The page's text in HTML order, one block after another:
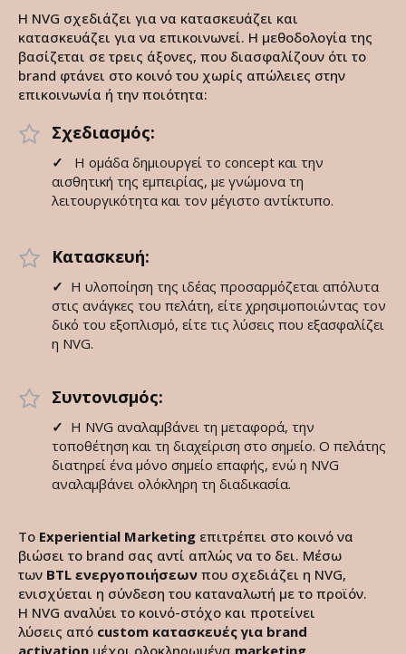
Η NVG σχεδιάζει για να κατασκευάζει και
κατασκευάζει για να επικοινωνεί. Η μεθοδολογία της
βασίζεται σε τρεις άξονες, που διασφαλίζουν ότι το
brand φτάνει στο κοινό του χωρίς απώλειες στην
επικοινωνία ή την ποιότητα:
Σχεδιασμός:
✓
Η ομάδα δημιουργεί το concept και την
αισθητική της εμπειρίας, με γνώμονα τη
λειτουργικότητα και τον μέγιστο αντίκτυπο.
Κατασκευή:
✓ Η υλοποίηση της ιδέας προσαρμόζεται απόλυτα
στις ανάγκες του πελάτη, είτε χρησιμοποιώντας τον
δικό του εξοπλισμό, είτε τις λύσεις που εξασφαλίζει
η NVG.
Συντονισμός:
✓ Η NVG αναλαμβάνει τη μεταφορά, την
τοποθέτηση και τη διαχείριση στο σημείο. Ο πελάτης
διατηρεί ένα μόνο σημείο επαφής, ενώ η NVG
αναλαμβάνει ολόκληρη τη διαδικασία.
Το Experiential Marketing επιτρέπει στο κοινό να
βιώσει το brand σας αντί απλώς να το δει. Μέσω
των BTL ενεργοποιήσεων που σχεδιάζει η NVG,
ενισχύεται η σύνδεση του καταναλωτή με το προϊόν.
Η NVG αναλύει το κοινό-στόχο και προτείνει
λύσεις από custom κατασκευές για brand
activation μέχρι ολοκληρωμένα marketing